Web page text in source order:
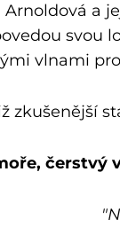
a
svou
vlnami
zkušenější
čerstvý